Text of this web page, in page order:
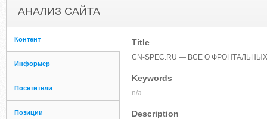
АНАЛИЗ САЙТА
Контент
Информер
Посетители
Позиции
Title
CN-SPEC.RU — ВСЕ О
Keywords
n/a
Description